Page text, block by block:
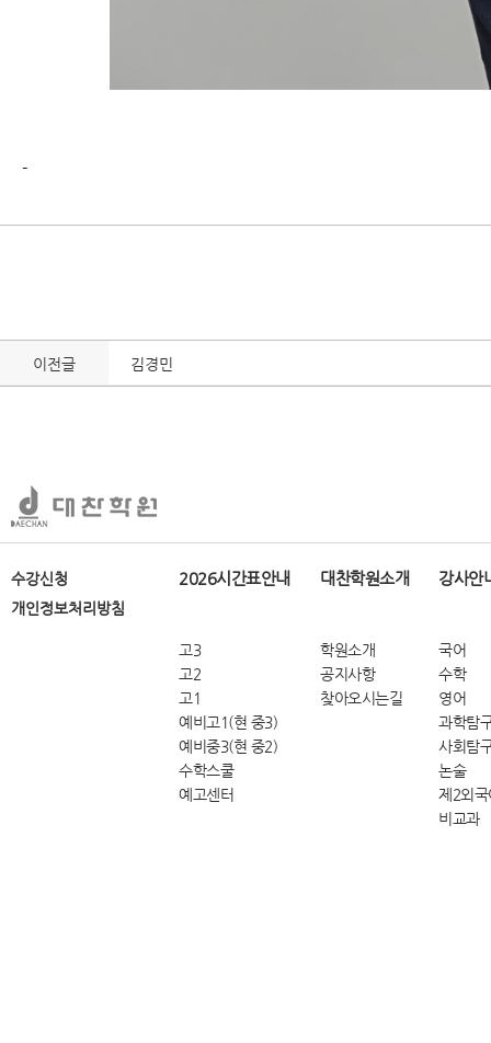
-
이전글 김경민
수강신청
개인정보처리방침
2026시간표안내
고3
고2
고1
예비고1(현 중3)
예비중3(현 중2)
수학스쿨
예고센터
대찬학원소개
학원소개
공지사항
찾아오시는길
강사안
국어
수학
영어
과학탐
사회탐
논술
제2외국
비교과